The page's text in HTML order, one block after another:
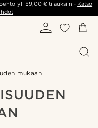
yli 59,00 €tilauksiin - Katso
mukaan